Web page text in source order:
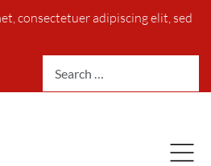
consectetuer adipiscing elit, sed